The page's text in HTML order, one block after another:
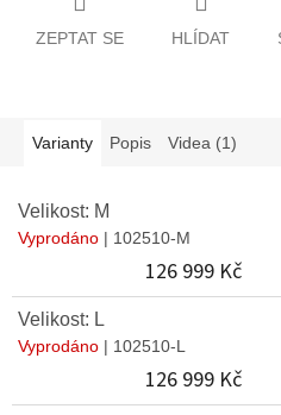
ZEPTAT SE HLÍDAT
Varianty Popis Videa (1)
Velikost: M
Vyprodáno | 102510-M
126 999 Kč
Velikost: L
Vyprodáno | 102510-L
126 999 Kč